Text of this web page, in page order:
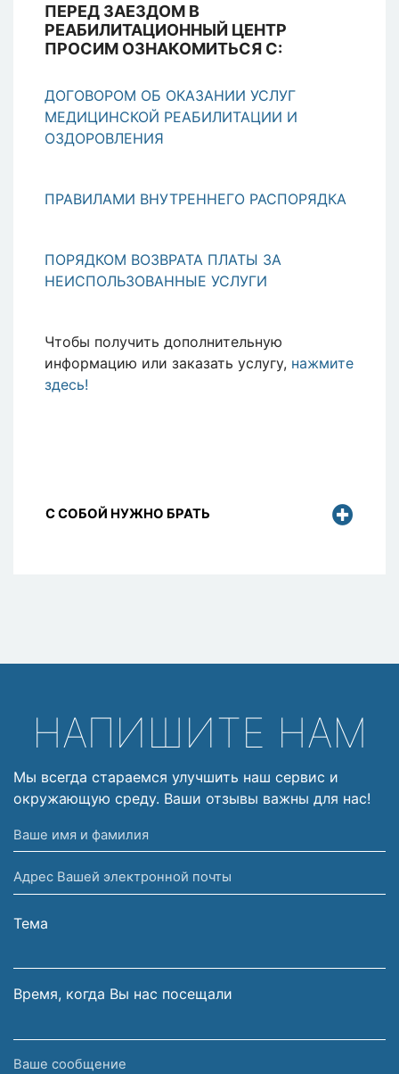
ПЕРЕД ЗАЕЗДОМ В
РЕАБИЛИТАЦИОННЫЙ ЦЕНТР
ПРОСИМ ОЗНАКОМИТЬСЯ С:
ДОГОВОРОМ ОБ ОКАЗАНИИ УСЛУГ
МЕДИЦИНСКОЙ РЕАБИЛИТАЦИИ И
ОЗДОРОВЛЕНИЯ
ПРАВИЛАМИ ВНУТРЕННЕГО РАСПОРЯДКА
ПОРЯДКОМ ВОЗВРАТА ПЛАТЫ ЗА
НЕИСПОЛЬЗОВАННЫЕ УСЛУГИ
Чтобы получить дополнительную
информацию или заказать услугу, нажмите
здесь!
С СОБОЙ НУЖНО БРАТЬ
НАПИШИТЕ НАМ
Мы всегда стараемся улучшить наш сервис и
окружающую среду. Ваши отзывы важны для нас!
Ваше
имя
и
фамилия
Адрес
Вашей
электронной
Тема
Время, когда Вы нас посещали
Ваше